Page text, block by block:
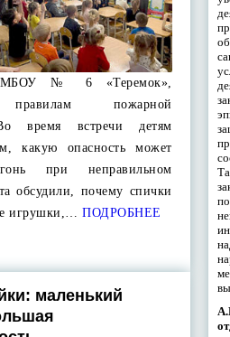
МБОУ № 6 «Теремок»,
правилам пожарной
время встречи детям
какую опасность может
при неправильном
обсудили, почему спички
игрушки,… ПОДРОБНЕЕ
маленький